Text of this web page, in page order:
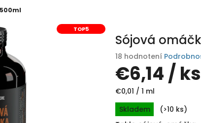
TOP5
Sójová
Priemerné
hodnotenie
produktu
4,9
z
5
18 hodnotení
€6,14/ ks
Jednotková
cena:
€0,01 / 1 ml
Skladem
(>10 ks)